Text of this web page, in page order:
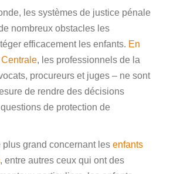
les systèmes de justice pénale
nombreux obstacles les
efficacement les enfants. En
, les professionnels de la
procureurs et juges – ne sont
de rendre des décisions
de protection de
plus grand concernant les enfants
, entre autres ceux qui ont des